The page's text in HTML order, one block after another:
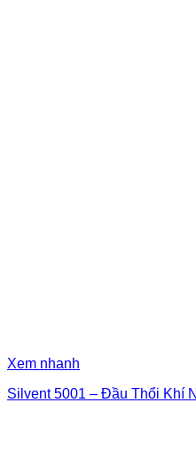
Xem nhanh
Silvent 5001 – Đầu Thổi Khí